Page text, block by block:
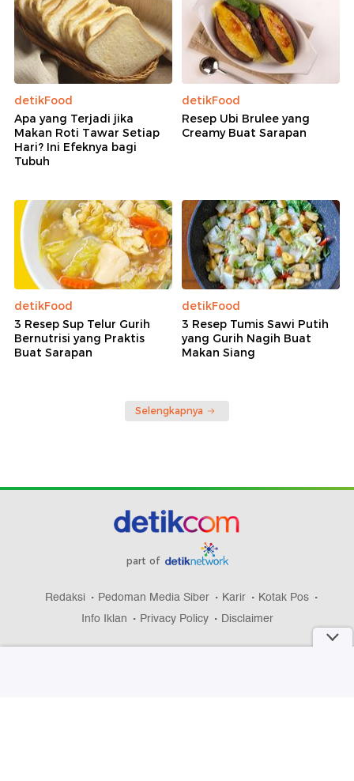
detikFood
Apa yang Terjadi jika
Makan Roti Tawar Setiap
Hari? Ini Efeknya bagi
Tubuh
detikFood
Resep Ubi Brulee yang
Creamy Buat Sarapan
detikFood
3 Resep Sup Telur Gurih
Bernutrisi yang Praktis
Buat Sarapan
detikFood
3 Resep Tumis Sawi Putih
yang Gurih Nagih Buat
Makan Siang
Selengkapnya
part of
Redaksi Pedoman Media Siber Karir
Kotak Pos
Info Iklan
Privacy Policy Disclaimer